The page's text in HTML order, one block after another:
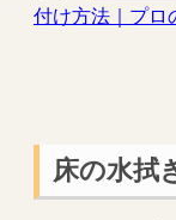
付け方法｜プロ
床の水拭